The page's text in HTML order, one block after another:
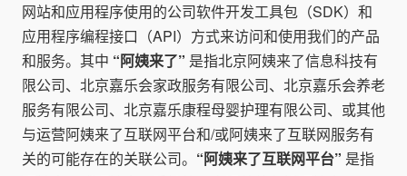
网站和应用程序使用的公司软件开发工具包（SDK）和
应用程序编程接口（API）方式来访问和使用我们的产品
和服务。其中 “阿姨来了” 是指北京阿姨来了信息科技有
限公司、北京嘉乐会家政服务有限公司、北京嘉乐会养老
服务有限公司、北京嘉乐康程母婴护理有限公司、或其他
与运营阿姨来了互联网平台和/或阿姨来了互联网服务有
关的可能存在的关联公司。 “阿姨来了互联网平台” 是指